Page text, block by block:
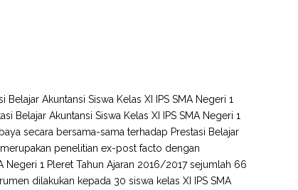
Akuntansi Siswa Kelas XI IPS SMA Negeri 1
Belajar Akuntansi Siswa Kelas XI IPS SMA Negeri 1
secara bersama-sama terhadap Prestasi Belajar
merupakan penelitian ex-post facto dengan
Negeri 1 Pleret Tahun Ajaran 2016/2017 sejumlah 66
dilakukan kepada 30 siswa kelas XI IPS SMA